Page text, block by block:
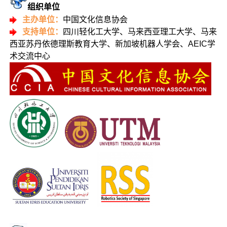
组织单位
主办单位： 中国文化信息协会
支持单位：
四川轻化工大学、马来西亚理工大学、马来
西亚苏丹依德理斯教育大学、新加坡机器人学会、AEIC学
术交流中心